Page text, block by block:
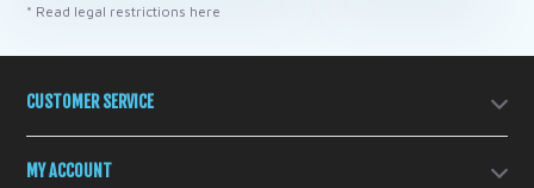
* Read legal restrictions here
CUSTOMER SERVICE
MY ACCOUNT